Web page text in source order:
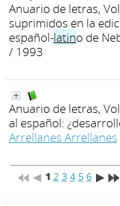
Anuario de letras,
suprimidos en la
español-latino de
/ 1993
Anuario de letras,
al español:
Arrellanes Arrellanes
1 2 3 4 5 6